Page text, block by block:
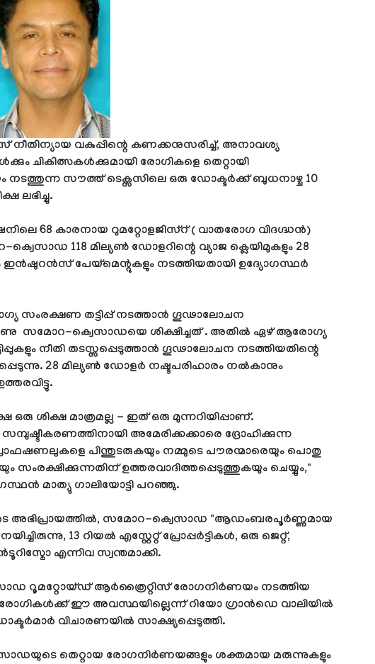
നീതിന്യായ വകുപ്പിന്റെ കണക്കനുസരിച്ച്, അനാവശ്യ
ചികിത്സകൾക്കുമായി രോഗികളെ തെറ്റായി
സൗത്ത് ടെക്സസിലെ ഒരു ഡോക്ടർക്ക് ബുധനാഴ്ച 10
ലഭിച്ചു.
68 കാരനായ റുമറ്റോളജിസ്റ് ( വാതരോഗ വിദഗ്ദ്ധൻ)
118 മില്യൺ ഡോളറിന്റെ വ്യാജ ക്ലെയിമുകളും 28
ഇൻഷുറൻസ് പേയ്‌മെന്റുകളും നടത്തിയതായി ഉദ്യോഗസ്ഥർ
സംരക്ഷണ തട്ടിപ്പ് നടത്താൻ ഗൂഢാലോചന
സമോറ-ക്വെസാഡയെ ശിക്ഷിച്ചത് . അതിൽ ഏഴ് ആരോഗ്യ
നീതി തടസ്സപ്പെടുത്താൻ ഗൂഢാലോചന നടത്തിയതിന്റെ
28 മില്യൺ ഡോളർ നഷ്ടപരിഹാരം നൽകാനും
ഒരു ശിക്ഷ മാത്രമല്ല - ഇത് ഒരു മുന്നറിയിപ്പാണ്.
അമേരിക്കക്കാരെ ദ്രോഹിക്കുന്ന
പിന്തുടരുകയും നമ്മുടെ പൗരന്മാരെയും പൊതു
സംരക്ഷിക്കുന്നതിന് ഉത്തരവാദിത്തപ്പെടുത്തുകയും ചെയ്യും,"
മാത്യു ഗാലിയോട്ടി പറഞ്ഞു.
അഭിപ്രായത്തിൽ, സമോറ-ക്വെസാഡ "ആഡംബരപൂർണ്ണമായ
13 റിയൽ എസ്റ്റേറ്റ് പ്രോപ്പർട്ടികൾ, ഒരു ജെറ്റ്,
എന്നിവ സ്വന്തമാക്കി.
റൂമറ്റോയ്ഡ് ആർത്രൈറ്റിസ് രോഗനിർണയം നടത്തിയ
ഈ അവസ്ഥയില്ലെന്ന് റിയോ ഗ്രാൻഡെ വാലിയിൽ
വിചാരണയിൽ സാക്ഷ്യപ്പെടുത്തി.
തെറ്റായ രോഗനിർണയങ്ങളും ശക്തമായ മരുന്നുകളും